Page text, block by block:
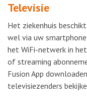
Televisie
Het ziekenhuis
wel via uw
het WiFi-netwerk in
of streaming
Fusion App
televisiezenders